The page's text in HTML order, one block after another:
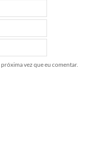
vez que eu comentar.